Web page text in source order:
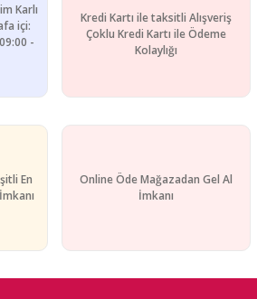
Karlı
içi:
-
Kredi Kartı ile taksitli Alışveriş
Çoklu Kredi Kartı ile Ödeme
Kolaylığı
En
Online Öde Mağazadan Gel Al
İmkanı